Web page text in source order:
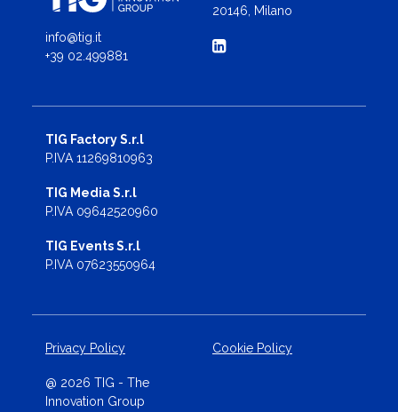
info@tig.it
+39 02.499881
20146, Milano
TIG Factory S.r.l
P.IVA 11269810963
TIG Media S.r.l
P.IVA 09642520960
TIG Events S.r.l
P.IVA 07623550964
Privacy Policy Cookie Policy
@ 2026 TIG - The
Innovation Group